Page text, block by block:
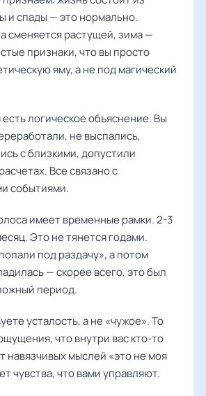
и спады — это нормально.
сменяется растущей, зима —
признаки, что вы просто
яму, а не под магический
логическое объяснение. Вы
не выспались,
с близкими, допустили
Все связано с
событиями.
имеет временные рамки. 2-3
Это не тянется годами.
под раздачу», а потом
— скорее всего, это был
период.
усталость, а не «чужое». То
что внутри вас кто-то
навязчивых мыслей «это не моя
чувства, что вами управляют.